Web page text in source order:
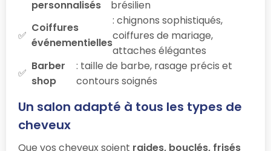
personnalisés
brésilien
Coiffures
événementielles
: chignons sophistiqués,
coiffures de mariage,
attaches élégantes
Barber
shop
: taille de barbe, rasage précis et
contours soignés
Un salon adapté à tous les types de
cheveux
Que vos cheveux soient raides, bouclés, frisés